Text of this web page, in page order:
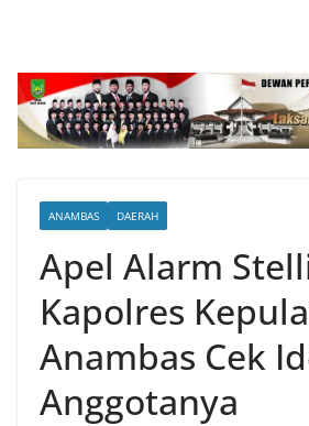
ANAMBAS DAERAH
Apel Alarm
Kapolres
Anambas Cek
Anggotanya